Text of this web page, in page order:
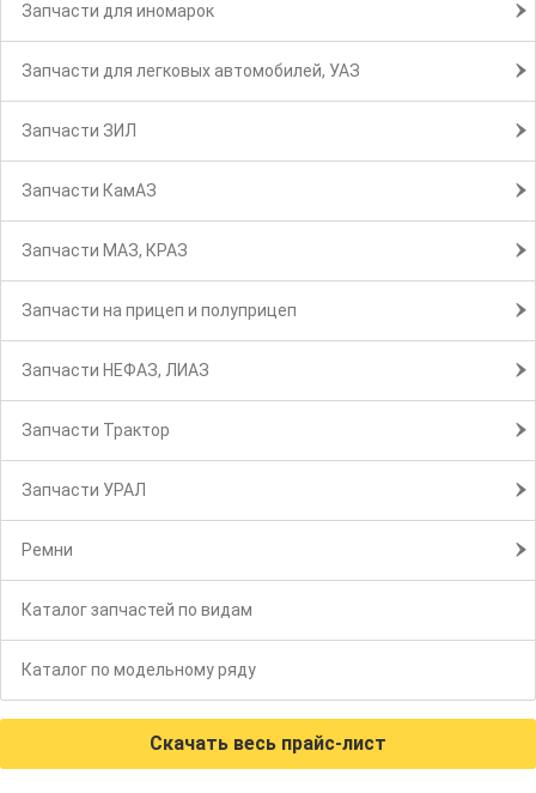
Запчасти для иномарок
Запчасти для легковых автомобилей, УАЗ
Запчасти ЗИЛ
Запчасти КамАЗ
Запчасти МАЗ, КРАЗ
Запчасти на прицеп и полуприцеп
Запчасти НЕФАЗ, ЛИАЗ
Запчасти Трактор
Запчасти УРАЛ
Ремни
Каталог запчастей по видам
Каталог по модельному ряду
Скачать весь прайс-лист